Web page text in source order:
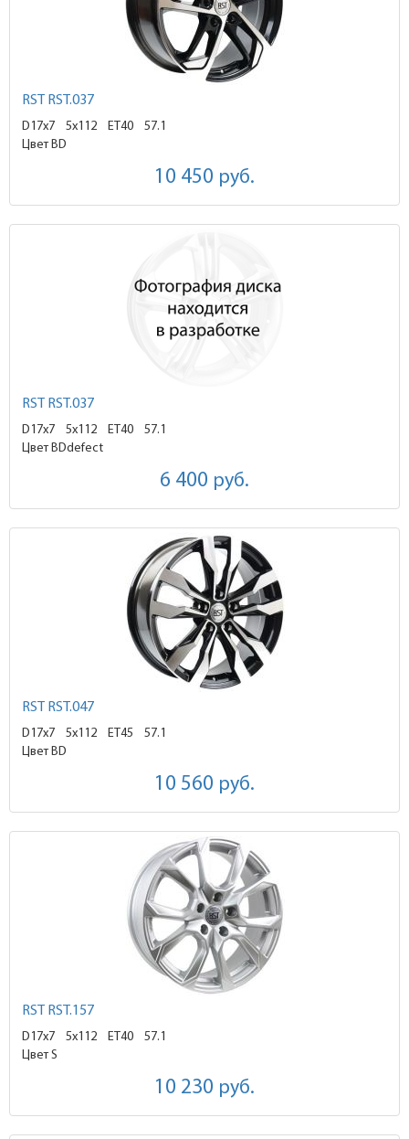
RST RST.037
D17x7 5x112 ET40
57.1
Цвет BD
10 450 руб.
RST RST.037
D17x7 5x112 ET40
57.1
Цвет BDdefect
6 400 руб.
RST RST.047
D17x7 5x112 ET45
57.1
Цвет BD
10 560 руб.
RST RST.157
D17x7 5x112 ET40
57.1
Цвет S
10 230 руб.